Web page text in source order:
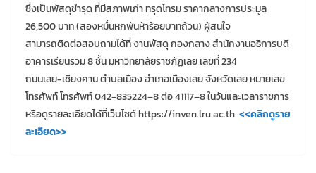
ซึ่งเป็นพัสดุชำรุด ที่มีสภาพเก่า ทรุดโทรม ราคากลางการประมูล
26,500 บาท (สองหมื่นหกพันห้าร้อยบาทถ้วน) ผู้สนใจ
สามารถติดต่อสอบถามได้ที่ งานพัสดุ กองกลาง สำนักงานอธิการบดี
อาคารเรียนรวม 8 ชั้น มหาวิทยาลัยราชภัฏเลย เลขที่ 234
ถนนเลย-เชียงคาน ตำบลเมือง อำเภอเมืองเลย จังหวัดเลย หมายเลข
โทรศัพท์ โทรศัพท์ 042-835224–8 ต่อ 41117–8 ในวันและเวลาราชการ
หรือดูรายละเอียดได้ที่เว็บไซต์ https://inven.lru.ac.th <<คลิกดูราย
ละเอียด>>